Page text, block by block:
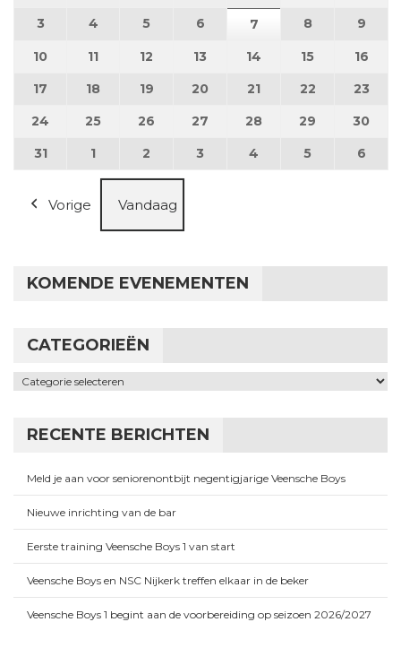
3 3 augustus 2026
4 4 augustus 2026
5 5 augustus 2026
6 6 augustus 2026
7 7 augustus 2026
8 8 augustus
9
10 10 augustus 2026
11 11 augustus 2026
12 12 augustus 2026
13 13 augustus 2026
14 14 augustus 2026
15 15 16
17 17 augustus 2026
18 18 augustus 2026
19 19 augustus 2026
20 20 augustus 2026
21 21 augustus 2026
22 22 23
24 24 augustus 2026
25 25 augustus 2026
26 26 augustus 2026
27 27 augustus 2026
28 28 augustus 2026
29 29 30
3131 augustus 2026
1 1 september 2026
2 2 september 2026
3 3 september 2026
4 4 september 2026
5 5 6
Vorige Vandaag
KOMENDE EVENEMENTEN
CATEGORIEËN
Categorieën
RECENTE BERICHTEN
Meld je aan voor seniorenontbijt negentigjarige Veensche Boys
Nieuwe inrichting van de bar
Eerste training Veensche Boys 1 van start
Veensche Boys en NSC Nijkerk treffen elkaar in de beker
Veensche Boys 1 begint aan de voorbereiding op seizoen 2026/2027